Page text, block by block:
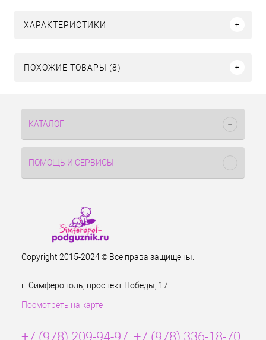
ХАРАКТЕРИСТИКИ
ПОХОЖИЕ ТОВАРЫ (8)
КАТАЛОГ
ПОМОЩЬ И СЕРВИСЫ
Copyright 2015-2024 © Все права защищены.
г. Симферополь, проспект Победы, 17
Посмотреть на карте
+7 (978) 209-94-97, +7 (978) 336-18-70